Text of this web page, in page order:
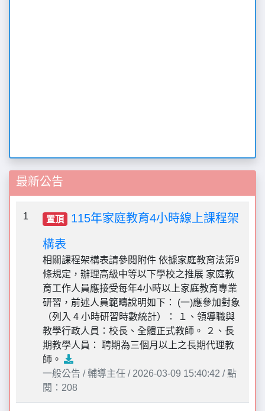
最新公告
1 置頂
115年家庭教育4小時線上課程架
構表
相關課程架構表請參閱附件 依據家庭教育法第9
條規定，辦理高級中等以下學校之推展 家庭教
育工作人員應接受每年4小時以上家庭教育專業
研習，前述人員範疇說明如下： (一)應參加對象
（列入 4 小時研習時數統計）： １、領導職與
教學行政人員：校長、全體正式教師。 ２、長
期教學人員： 聘期為三個月以上之長期代理教
師。
一般公告 / 輔導主任 / 2026-03-09 15:40:42 / 點
閱：208